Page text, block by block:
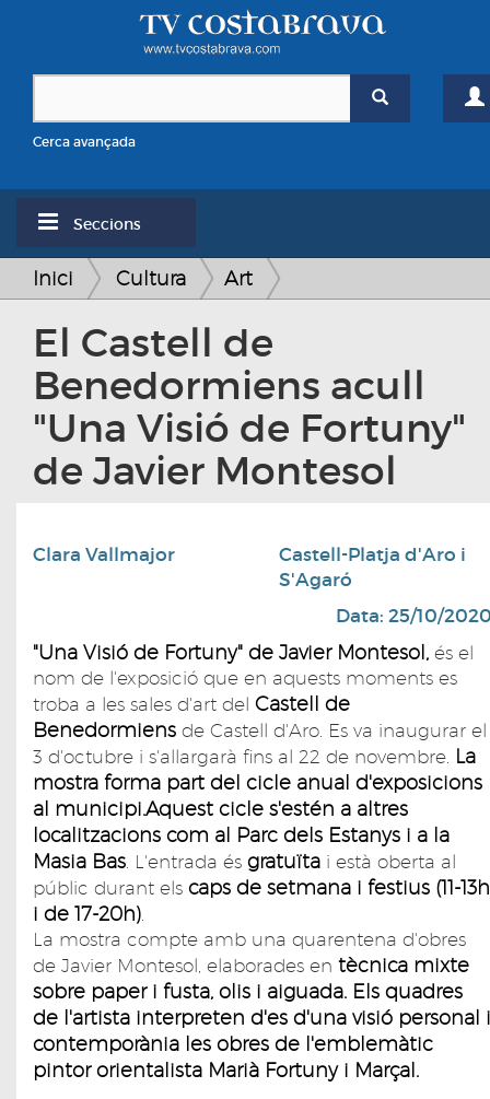
Cerca avançada
Seccions
Inici Cultura Art
El Castell de
Benedormiens acull
"Una Visió de Fortuny"
de Javier Montesol
Clara Vallmajor
Castell-Platja d'Aro i
S'Agaró
Data: 25/10/
"Una Visió de Fortuny" de Javier Montesol, és el
nom de l'exposició que en aquests moments es
troba a les sales d'art del Castell de
Benedormiens de Castell d'Aro. Es va inaugurar el
3 d'octubre i s'allargarà fins al 22 de novembre. La
mostra forma part del cicle anual d'exposicions
al municipi.Aquest cicle s'estén a altres
localitzacions com al Parc dels Estanys i a la
Masia Bas. L'entrada és gratuïta i està oberta al
públic durant els caps de setmana i festius (11-13h
i de 17-20h).
La mostra compte amb una quarentena d'obres
de Javier Montesol, elaborades en tècnica mixte
sobre paper i fusta, olis i aiguada. Els quadres
de l'artista interpreten d'es d'una visió personal i
contemporània les obres de l'emblemàtic
pintor orientalista Marià Fortuny i Marçal.